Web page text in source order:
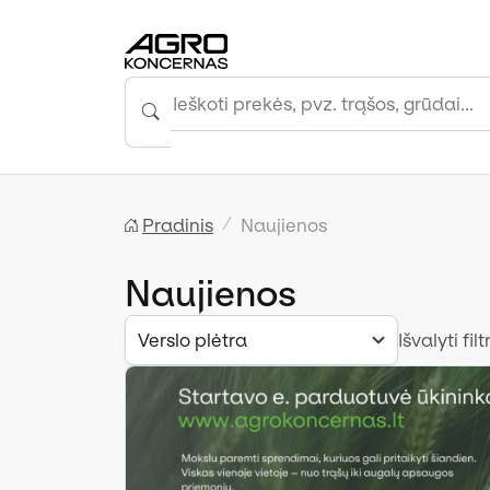
Pradinis Naujienos
Naujienos
Verslo plėtra Išvalyti